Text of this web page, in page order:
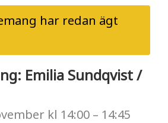
har redan ägt
Emilia Sundqvist /
kl 14:00 – 14:45